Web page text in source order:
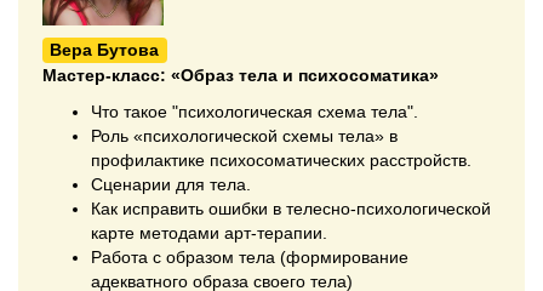
Вера Бутова
Мастер-класс: «Образ тела и психосоматика»
Что такое "психологическая схема тела".
Роль «психологической схемы тела» в
профилактике психосоматических расстройств.
Сценарии для тела.
Как исправить ошибки в телесно-психологической
карте методами арт-терапии.
Работа с образом тела (формирование
адекватного образа своего тела)